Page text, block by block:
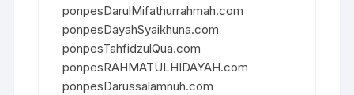
ponpesDarulMifathurrahmah.com
ponpesDayahSyaikhuna.com
ponpesTahfidzulQua.com
ponpesRAHMATULHIDAYAH.com
ponpesDarussalamnuh.com